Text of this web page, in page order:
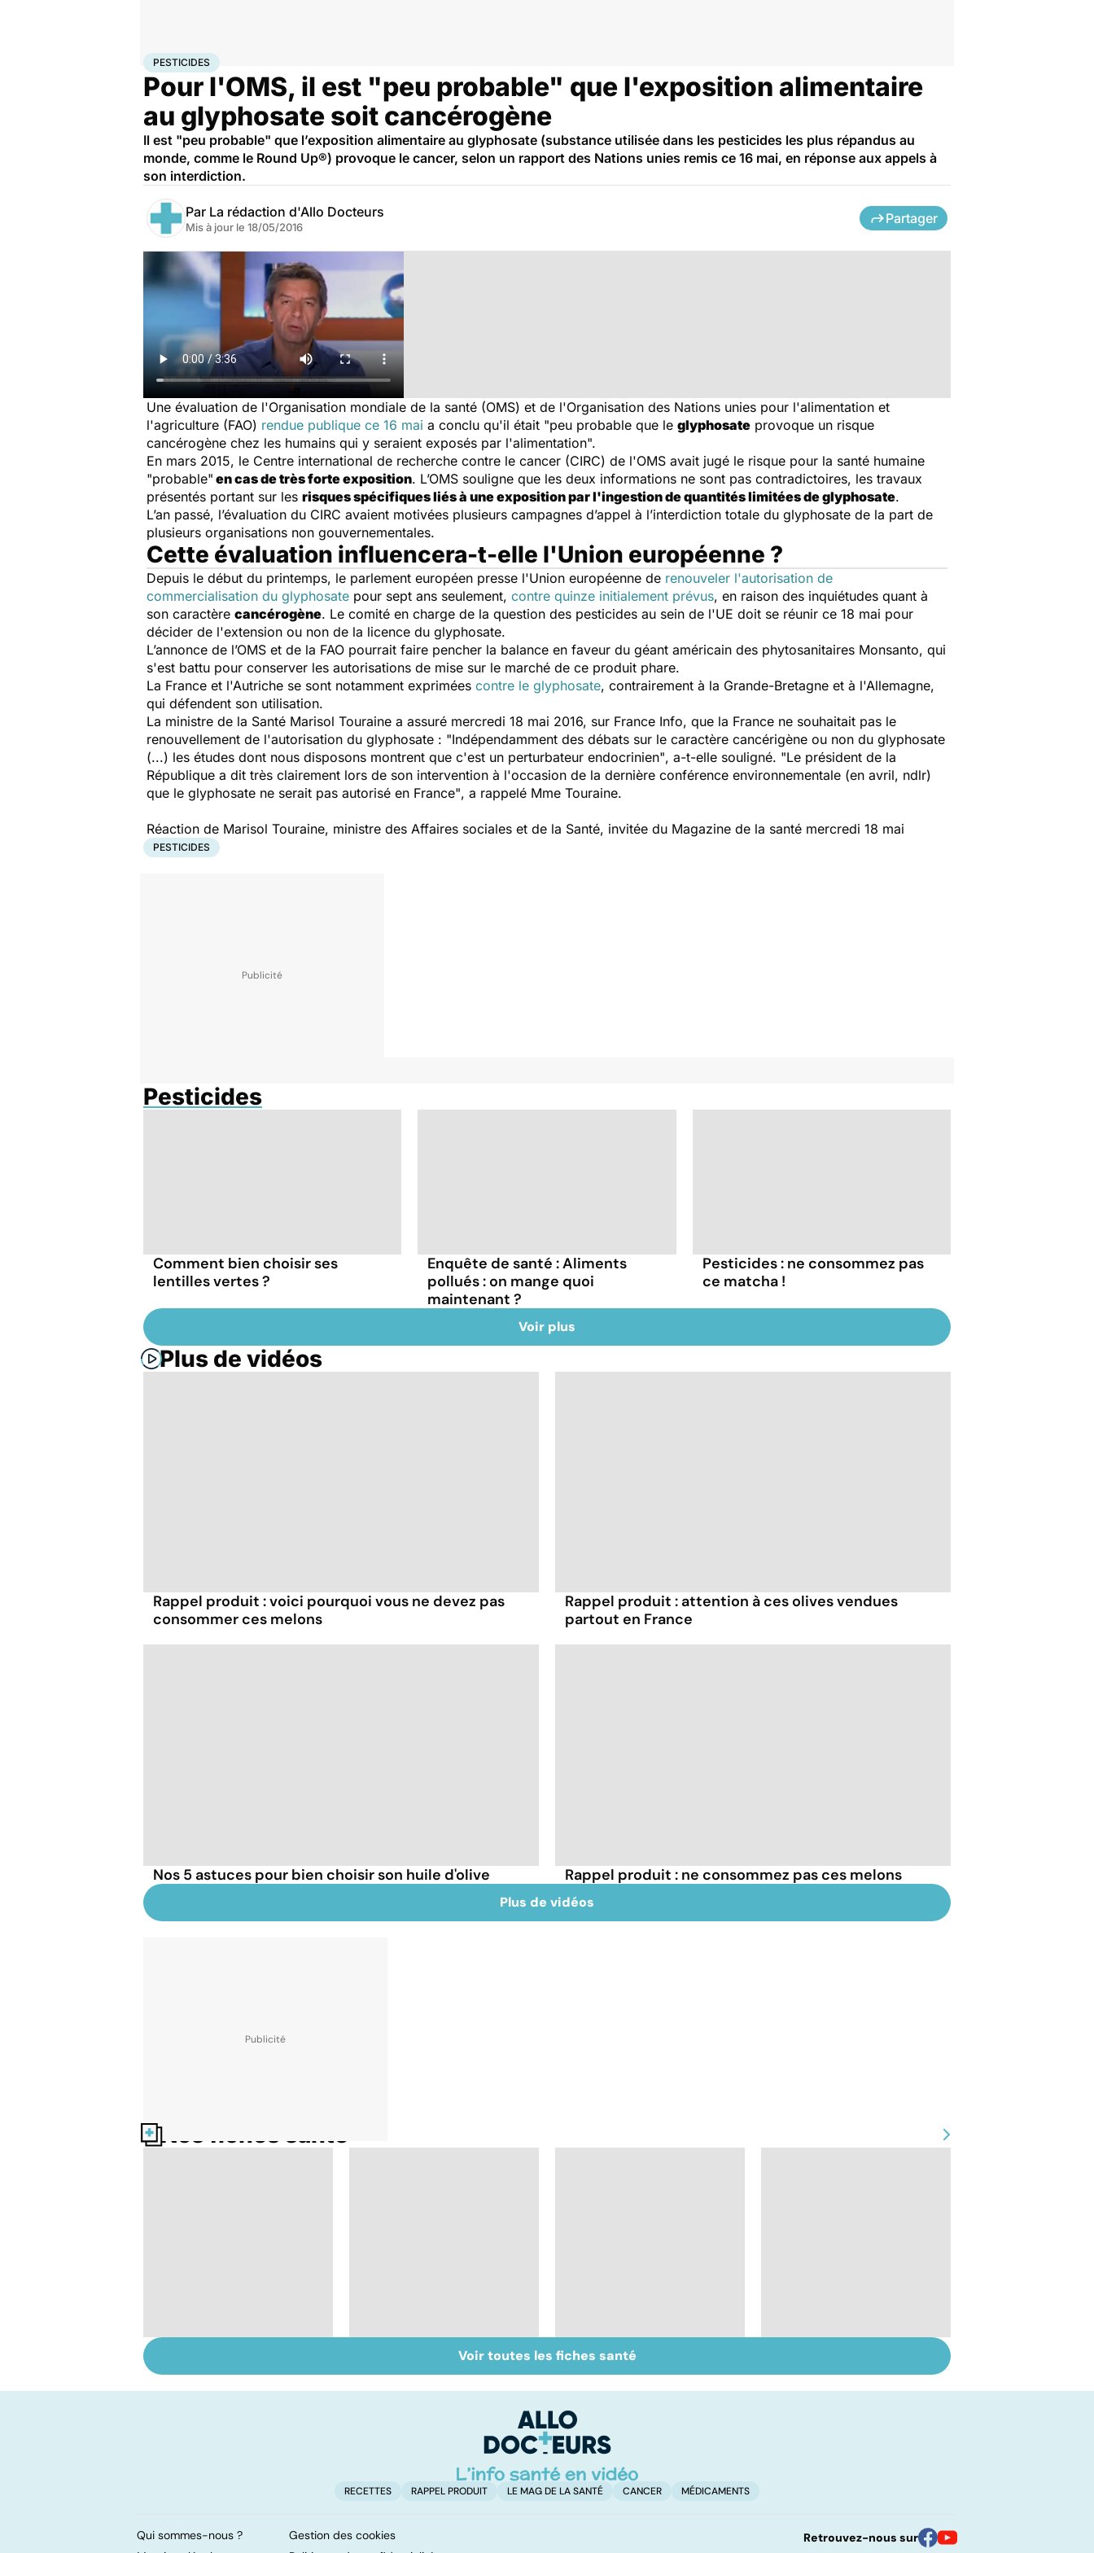
AccueilSantéPesticides
PESTICIDES
Pour l'OMS, il est "peu probable" que l'exposition alimentaire
au glyphosate soit cancérogène
Il est "peu probable" que l’exposition alimentaire au glyphosate (substance utilisée dans les pesticides les plus répandus au
monde, comme le Round Up®) provoque le cancer, selon un rapport des Nations unies remis ce 16 mai, en réponse aux appels à
son interdiction.
Par La rédaction d'Allo Docteurs
Mis à jour le 18/05/2016
Partager
Une évaluation de l'Organisation mondiale de la santé (OMS) et de l'Organisation des Nations unies pour l'alimentation et
l'agriculture (FAO) rendue publique ce 16 mai a conclu qu'il était "peu probable que le glyphosate provoque un risque
cancérogène chez les humains qui y seraient exposés par l'alimentation".
En mars 2015, le Centre international de recherche contre le cancer (CIRC) de l'OMS avait jugé le risque pour la santé humaine
"probable" en cas de très forte exposition. L’OMS souligne que les deux informations ne sont pas contradictoires, les travaux
présentés portant sur les risques spécifiques liés à une exposition par l'ingestion de quantités limitées de glyphosate.
L’an passé, l’évaluation du CIRC avaient motivées plusieurs campagnes d’appel à l’interdiction totale du glyphosate de la part de
plusieurs organisations non gouvernementales.
Cette évaluation influencera-t-elle l'Union européenne ?
Depuis le début du printemps, le parlement européen presse l'Union européenne de renouveler l'autorisation de
commercialisation du glyphosate pour sept ans seulement, contre quinze initialement prévus, en raison des inquiétudes quant à
son caractère cancérogène. Le comité en charge de la question des pesticides au sein de l'UE doit se réunir ce 18 mai pour
décider de l'extension ou non de la licence du glyphosate.
L’annonce de l’OMS et de la FAO pourrait faire pencher la balance en faveur du géant américain des phytosanitaires Monsanto, qui
s'est battu pour conserver les autorisations de mise sur le marché de ce produit phare.
La France et l'Autriche se sont notamment exprimées contre le glyphosate, contrairement à la Grande-Bretagne et à l'Allemagne,
qui défendent son utilisation.
La ministre de la Santé Marisol Touraine a assuré mercredi 18 mai 2016, sur France Info, que la France ne souhaitait pas le
renouvellement de l'autorisation du glyphosate : "Indépendamment des débats sur le caractère cancérigène ou non du glyphosate
(...) les études dont nous disposons montrent que c'est un perturbateur endocrinien", a-t-elle souligné. "Le président de la
République a dit très clairement lors de son intervention à l'occasion de la dernière conférence environnementale (en avril, ndlr)
que le glyphosate ne serait pas autorisé en France", a rappelé Mme Touraine.
Réaction de Marisol Touraine, ministre des Affaires sociales et de la Santé, invitée du Magazine de la santé mercredi 18 mai
PESTICIDES
Pesticides
Comment bien choisir ses
lentilles vertes ?
Enquête de santé : Aliments
pollués : on mange quoi
maintenant ?
Pesticides : ne consommez pas
ce matcha !
Voir plus
Plus de vidéos
Rappel produit : voici pourquoi vous ne devez pas
consommer ces melons
Rappel produit : attention à ces olives vendues
partout en France
Nos 5 astuces pour bien choisir son huile d'olive Rappel produit : ne consommez pas ces melons
Plus de vidéos
Nos fiches santé
assiettes sont-elles
Pesticides : retour au
bio ?
Tout savoir sur les
infections
amygdales : que faire
Voir toutes les fiches santé
RECETTES RAPPEL PRODUIT LE MAG DE LA SANTÉ CANCER MÉDICAMENTS
Qui sommes-nous ?
Gestion des cookies
Retrouvez-nous sur